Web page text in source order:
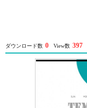
ダウンロード数 0 View数 397